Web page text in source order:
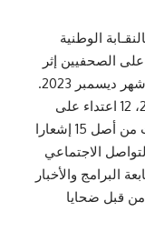
الوطنية
الصحفيين إثر
ديسمبر 2023.
وسجلت وحدة الرصد خلال شهر جانفي 2024، 12 اعتداء على
الصحفيين/ات والمصورين/ات الصحفيين/ات من أصل 15 إشعارا
الاجتماعي
البرامج والأخبار
من قبل ضحايا